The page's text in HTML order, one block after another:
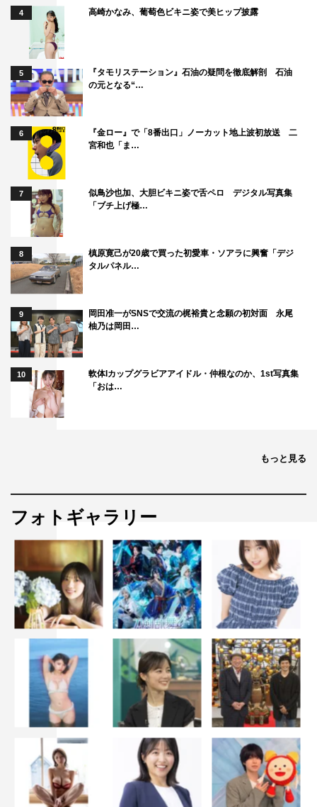
4 高崎かなみ、葡萄色ビキニ姿で美ヒップ披露
5
『タモリステーション』石油の疑問を徹底解剖 石油
の元となる“…
6
『金ロー』で「8番出口」ノーカット地上波初放送 二
宮和也「ま…
7
似鳥沙也加、大胆ビキニ姿で舌ペロ デジタル写真集
「ブチ上げ極…
8
槙原寛己が20歳で買った初愛車・ソアラに興奮「デジ
タルパネル…
9
岡田准一がSNSで交流の梶裕貴と念願の初対面 永尾
柚乃は岡田…
10
軟体Iカップグラビアアイドル・仲根なのか、1st写真集
「おは…
もっと見る
フォトギャラリー